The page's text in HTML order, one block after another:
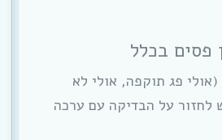
פסים בכלל
פג תוקפה, אולי לא
לחזור על הבדיקה עם ערכה